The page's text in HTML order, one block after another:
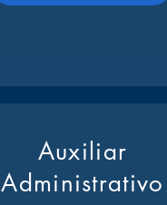
Auxiliar
Administrativo